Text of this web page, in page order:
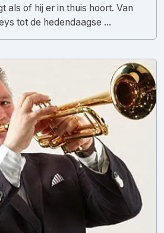
als of hij er in thuis hoort. Van
tot de hedendaagse ...